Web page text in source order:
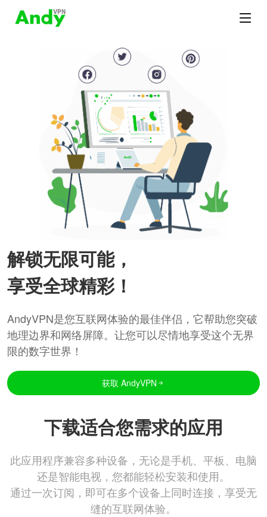
解锁无限可能，
享受全球精彩！
AndyVPN是您互联网体验的最佳伴侣，它帮助您突破
地理边界和网络屏障。让您可以尽情地享受这个无界
限的数字世界！
获取 AndyVPN
下载适合您需求的应用
此应用程序兼容多种设备，无论是手机、平板、电脑
还是智能电视，您都能轻松安装和使用。
通过一次订阅，即可在多个设备上同时连接，享受无
缝的互联网体验。